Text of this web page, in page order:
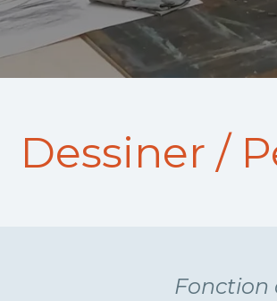
Dessiner /
Fonction